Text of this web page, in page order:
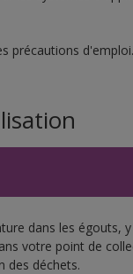
précautions d'emploi.
dans les égouts,
votre point de
des déchets.